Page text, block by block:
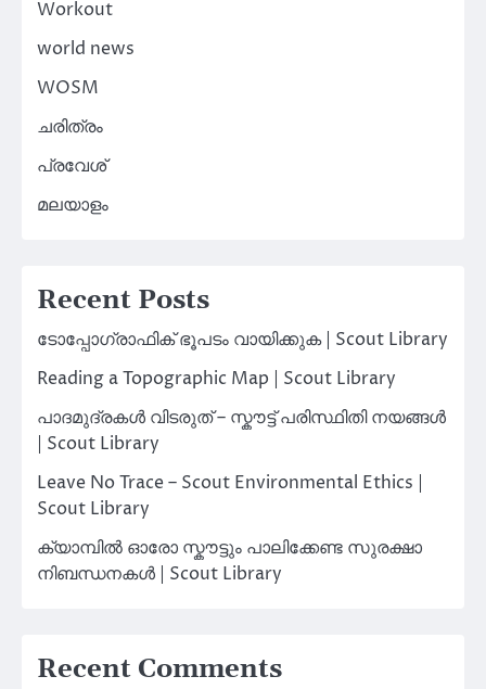
Workout
world news
WOSM
ചരിത്രം
പ്രവേശ്
മലയാളം
Recent Posts
ടോപ്പോഗ്രാഫിക് ഭൂപടം വായിക്കുക | Scout Library
Reading a Topographic Map | Scout Library
പാദമുദ്രകൾ വിടരുത് – സ്കൗട്ട് പരിസ്ഥിതി നയങ്ങൾ
| Scout Library
Leave No Trace – Scout Environmental Ethics |
Scout Library
ക്യാമ്പിൽ ഓരോ സ്കൗട്ടും പാലിക്കേണ്ട സുരക്ഷാ
നിബന്ധനകൾ | Scout Library
Recent Comments